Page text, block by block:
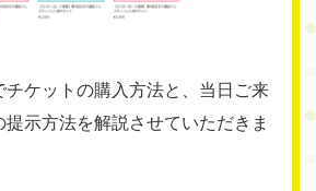
チケットの購入方法と、当日ご来
示方法を解説させていただきま